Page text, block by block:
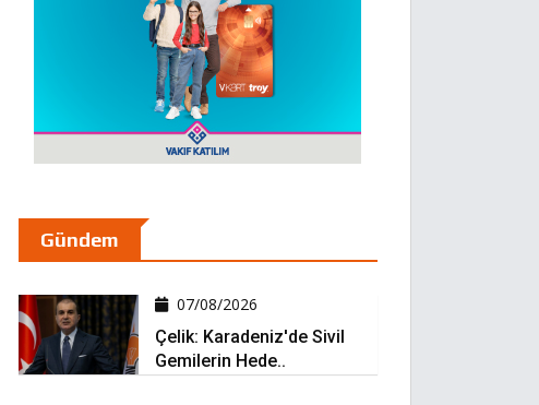
Gündem
07/08/2026
Çelik: Karadeniz'de Sivil
Gemilerin Hede..